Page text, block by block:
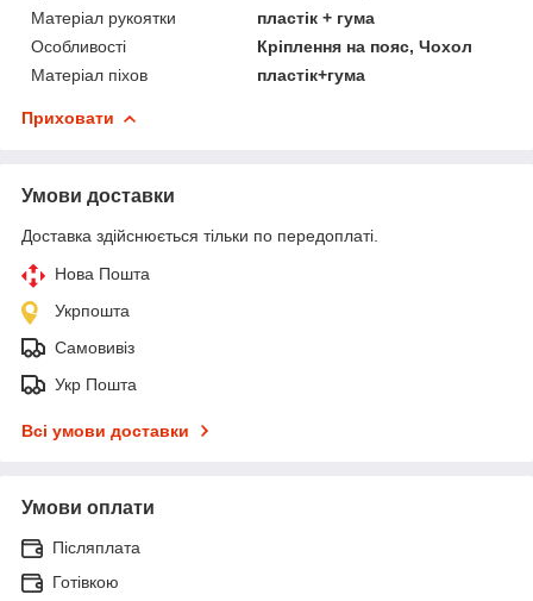
Матеріал рукоятки
пластік + гума
Особливості
Кріплення на пояс, Чохол
Матеріал піхов
пластік+гума
Приховати
Умови доставки
Доставка здійснюється тільки по передоплаті.
Нова Пошта
Укрпошта
Самовивіз
Укр Пошта
Всі умови доставки
Умови оплати
Післяплата
Готівкою